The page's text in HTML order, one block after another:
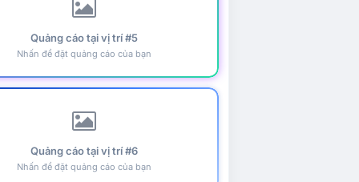
Quảng cáo tại vị trí #5
Nhấn để đặt quảng cáo của bạn
Quảng cáo tại vị trí #6
Nhấn để đặt quảng cáo của bạn